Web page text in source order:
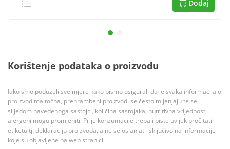
Dodaj
Korištenje podataka o proizvodu
Iako smo poduzeli sve mjere kako bismo osigurali da je svaka informacija o
proizvodima točna, prehrambeni proizvodi se često mijenjaju te se
slijedom navedenoga sastojci, količina sastojaka, nutritivna vrijednost,
alergeni mogu promjeniti. Prije konzumacije trebali biste uvijek pročitati
etiketu tj. deklaraciju proizvoda, a ne se oslanjati isključivo na informacije
koje su objavljene na web stranici.